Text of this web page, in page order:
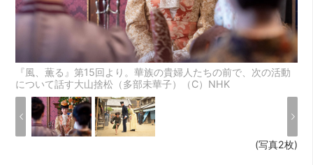
『風、薫る』第15回より。華族の貴婦人たちの前で、次の活動
について話す大山捨松（多部未華子）（C）NHK
(写真2枚)